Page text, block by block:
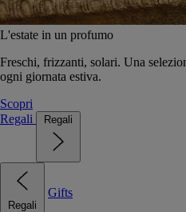
L'estate in un profumo
Freschi, frizzanti, solari. Una
ogni giornata estiva.
Scopri
Regali
Regali
Regali
Gifts